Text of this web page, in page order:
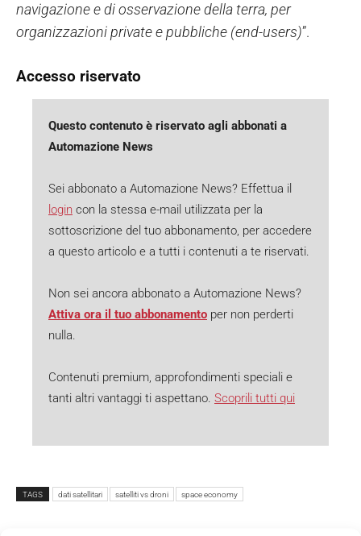
navigazione e di osservazione della terra, per
organizzazioni private e pubbliche (end-users)”.
Accesso riservato
Questo contenuto è riservato agli abbonati a
Automazione News
Sei abbonato a Automazione News? Effettua il
login con la stessa e-mail utilizzata per la
sottoscrizione del tuo abbonamento, per accedere
a questo articolo e a tutti i contenuti a te riservati.
Non sei ancora abbonato a Automazione News?
Attiva ora il tuo abbonamento per non perderti
nulla.
Contenuti premium, approfondimenti speciali e
tanti altri vantaggi ti aspettano. Scoprili tutti qui
TAGS dati satellitari satelliti vs droni space economy